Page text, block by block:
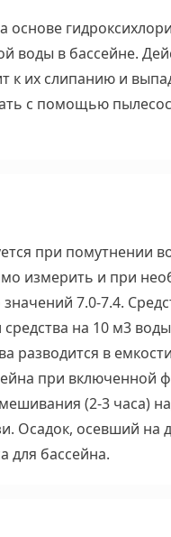
основе
воды в бассейне.
к их слипанию и
с помощью
при помутнении
измерить и при
7.0-7.4.
на 10 м3
разводится в
при включенной
(2-3 часа)
Осадок, осевший на
бассейна.